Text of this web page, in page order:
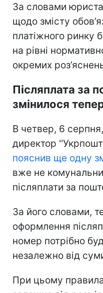
За словами
щодо змісту
платіжного ринку
на рівні
окремих
Післяплата за
змінилося
В четвер, 6
директор
пояснив ще одну
вже не
післяплати за
За його словами,
оформлення
номер потрібно
незалежно від
При цьому